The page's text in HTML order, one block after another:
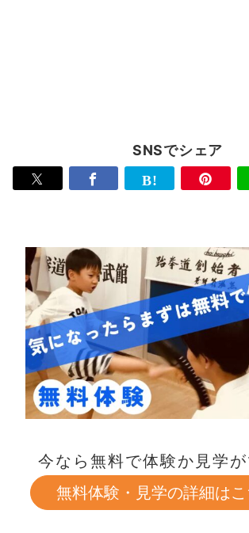
SNSでシェア
今なら無料で体験か見学
無料体験・見学の詳細はこ